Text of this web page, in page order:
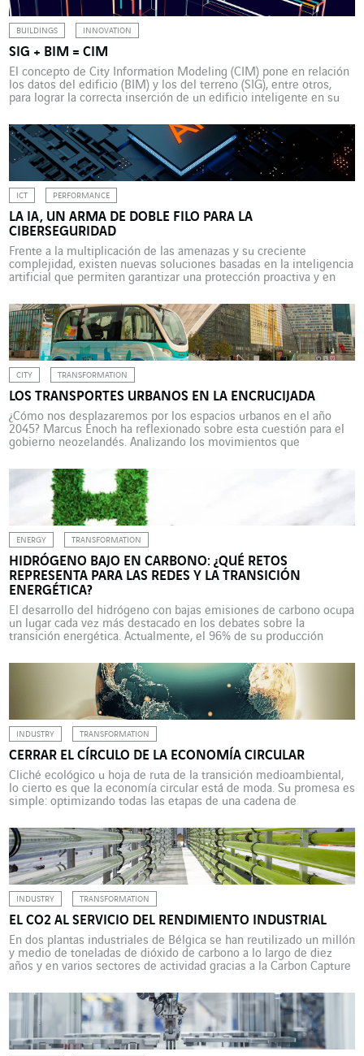
BUILDINGS INNOVATION
SIG + BIM = CIM
El concepto de City Information Modeling (CIM) pone en relación
los datos del edificio (BIM) y los del terreno (SIG), entre otros,
para lograr la correcta inserción de un edificio inteligente en su
decisiones para los promotores de la smart city. El concepto […]
ICT PERFORMANCE
LA IA, UN ARMA DE DOBLE FILO PARA LA
CIBERSEGURIDAD
Frente a la multiplicación de las amenazas y su creciente
complejidad, existen nuevas soluciones basadas en la inteligencia
artificial que permiten garantizar una protección proactiva y en
también favorecen los intereses de los ciberdelincuentes…
Ransomware, criptominería, ataques concertados (Advanced
Persistent Threats): los ciberpiratas rivalizan en imaginación. […]
CITY TRANSFORMATION
LOS TRANSPORTES URBANOS EN LA ENCRUCIJADA
¿Cómo nos desplazaremos por los espacios urbanos en el año
2045? Marcus Enoch ha reflexionado sobre esta cuestión para el
gobierno neozelandés. Analizando los movimientos que
relativas al clima, a la energía y a la seguridad, deduce cuatro
escenarios que se construyen a partir de dos grandes preguntas.
La […]
ENERGY TRANSFORMATION
HIDRÓGENO BAJO EN CARBONO: ¿QUÉ RETOS
REPRESENTA PARA LAS REDES Y LA TRANSICIÓN
ENERGÉTICA?
El desarrollo del hidrógeno con bajas emisiones de carbono ocupa
un lugar cada vez más destacado en los debates sobre la
transición energética. Actualmente, el 96% de su producción
hidrógeno contribuir a la descarbonización de la economía? En el
mix energético europeo se otorga […]
INDUSTRY TRANSFORMATION
CERRAR EL CÍRCULO DE LA ECONOMÍA CIRCULAR
Cliché ecológico u hoja de ruta de la transición medioambiental,
lo cierto es que la economía circular está de moda. Su promesa es
simple: optimizando todas las etapas de una cadena de
energía, preservando así los ecosistemas naturales. Si bien la
circularidad es prometedora, también […]
INDUSTRY TRANSFORMATION
EL CO2 AL SERVICIO DEL RENDIMIENTO INDUSTRIAL
En dos plantas industriales de Bélgica se han reutilizado un millón
y medio de toneladas de dióxido de carbono a lo largo de diez
años y en varios sectores de actividad gracias a la Carbon Capture
industria más respetuosa con el medioambiente. El CO2,
estrechamente ligado […]